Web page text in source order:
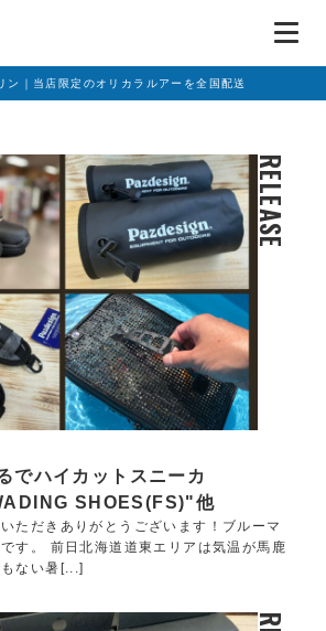
ン｜当店限定のオリカラルアーを全国配送
RELEASE
でハイカットスニーカ
SHOES(FS)"他
ただきありがとうございます！ブルーマ
す。 前日北海道道東エリアは気温が馬鹿
ない暑[...]